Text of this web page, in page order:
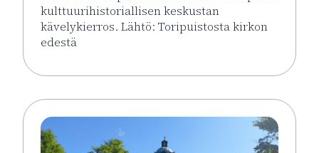
kulttuurihistoriallisen keskustan
kävelykierros. Lähtö: Toripuistosta kirkon
edestä
Lue lisää tapahtumasta Hämeenlinna